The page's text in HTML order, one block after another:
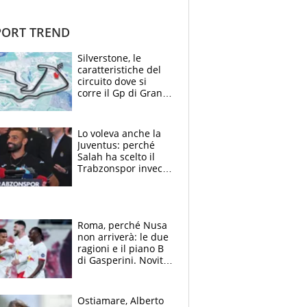
TREND
Silverstone, le
caratteristiche del
circuito dove si
corre il Gp di Gran
Lo voleva anche la
Juventus: perché
Salah ha scelto il
Trabzonspor invece
Roma, perché Nusa
non arriverà: le due
ragioni e il piano B
di Gasperini. Novità
Ostiamare, Alberto